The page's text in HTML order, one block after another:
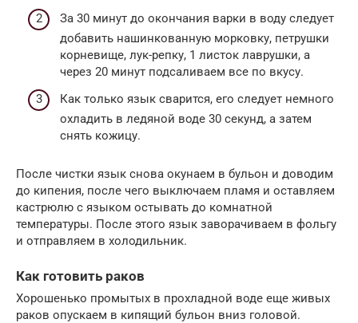
За 30 минут до окончания варки в воду следует
добавить нашинкованную морковку, петрушки
корневище, лук-репку, 1 листок лаврушки, а
через 20 минут подсаливаем все по вкусу.
Как только язык сварится, его следует немного
охладить в ледяной воде 30 секунд, а затем
снять кожицу.
После чистки язык снова окунаем в бульон и доводим
до кипения, после чего выключаем пламя и оставляем
кастрюлю с языком остывать до комнатной
температуры. После этого язык заворачиваем в фольгу
и отправляем в холодильник.
Как готовить раков
Хорошенько промытых в прохладной воде еще живых
раков опускаем в кипящий бульон вниз головой.